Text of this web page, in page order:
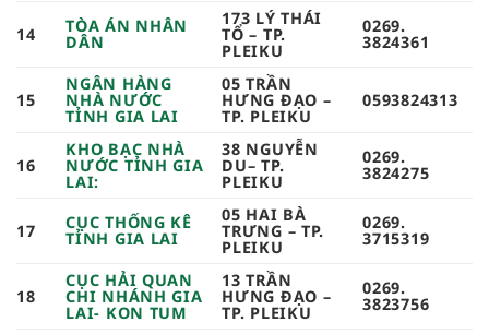
14 TÒA ÁN NHÂN
DÂN
173 LÝ THÁI
TỔ – TP.
PLEIKU
0269.
3824361
15
NGÂN HÀNG
NHÀ NƯỚC
TỈNH GIA LAI
05 TRẦN
HƯNG ĐẠO –
TP. PLEIKU
0593824313
16
KHO BẠC NHÀ
NƯỚC TỈNH GIA
LAI:
38 NGUYỄN
DU– TP.
PLEIKU
0269.
3824275​
17 CỤC THỐNG KÊ
TỈNH GIA LAI
05 HAI BÀ
TRƯNG – TP.
PLEIKU
0269.
3715319​
18
CỤC HẢI QUAN
CHI NHÁNH GIA
LAI- KON TUM
13 TRẦN
HƯNG ĐẠO –
TP. PLEIKU
0269.
3823756​